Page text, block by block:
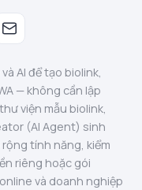
AI để tạo biolink,
— không cần lập
viện mẫu biolink,
(AI Agent) sinh
tính năng, kiểm
riêng hoặc gói
và doanh nghiệp